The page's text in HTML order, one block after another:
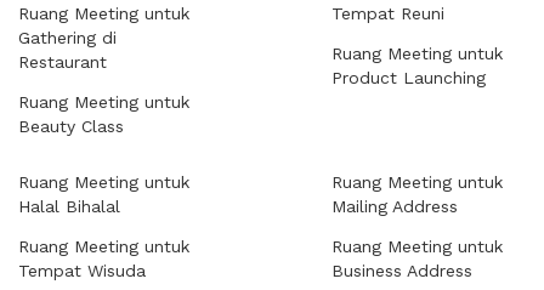
Ruang Meeting untuk
Gathering di
Restaurant
Ruang Meeting untuk
Beauty Class
Tempat Reuni
Ruang Meeting untuk
Product Launching
Ruang Meeting untuk
Halal Bihalal
Ruang Meeting untuk
Tempat Wisuda
Ruang Meeting untuk
Mailing Address
Ruang Meeting untuk
Business Address